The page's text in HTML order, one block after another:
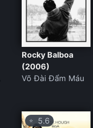
Rocky Balboa
(2006)
Võ Đài Đẩm Máu
⭐ 5.6